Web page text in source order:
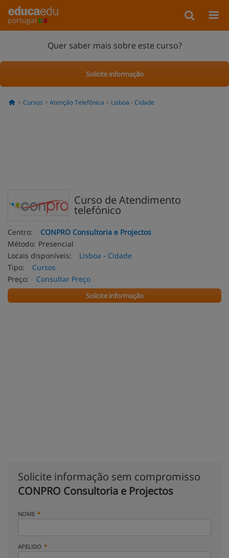
portugal
Quer saber mais sobre este curso?
Solicite informação
Cursos Atenção Telefônica Lisboa - Cidade
Curso de Atendimento
telefónico
Centro:
CONPRO Consultoria e Projectos
Método: Presencial
Locais disponíveis:
Lisboa - Cidade
Tipo:
Cursos
Preço:
Consultar Preço
Solicite informação
Solicite informação sem compromisso
CONPRO Consultoria e Projectos
NOME
APELIDO